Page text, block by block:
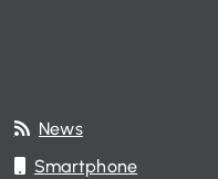
News
Smartphone